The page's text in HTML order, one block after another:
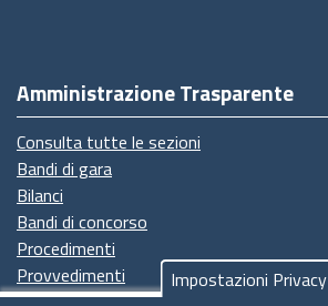
Amministrazione Trasparente
Consulta tutte le sezioni
Bandi di gara
Bilanci
Bandi di concorso
Procedimenti
Provvedimenti
Impostazioni Privacy